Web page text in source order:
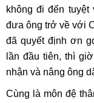
không đi đến
đưa ông trở về với
đã quyết định ơn
lần đầu tiên, thì
nhận và nâng ông
Cùng là môn đệ